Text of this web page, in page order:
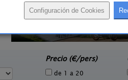
Apartamentos Insua
Precio (€/pers)
de 1 a 20